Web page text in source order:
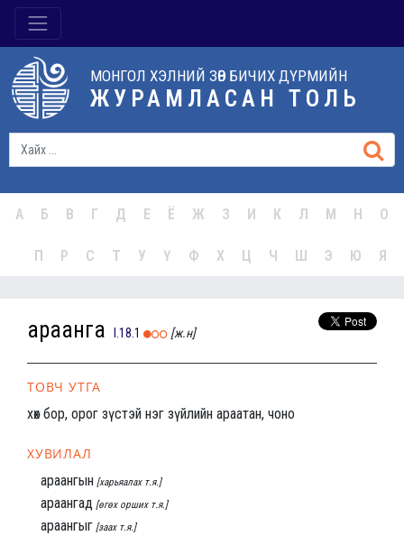
МОНГОЛ ХЭЛНИЙ ЗӨВ БИЧИХ ДҮРМИЙН
ЖУРАМЛАСАН ТОЛЬ
А Б В Г Д Е Ё Ж З И К Л М Н О
П Р С Т У Ү Ф Х Ц Ч Ш Э Ю Я
араанга I.18.1 [ж.н]
ТОВЧ УТГА
хөх бор, орог зүстэй нэг зүйлийн араатан, чоно
ХУВИЛАЛ
араангын [харьяалах т.я.]
араангад [өгөх орших т.я.]
араангыг [заах т.я.]